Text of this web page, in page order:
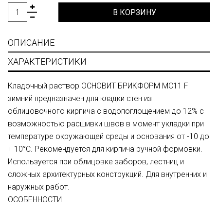
В КОРЗИНУ
ОПИСАНИЕ
ХАРАКТЕРИСТИКИ
Кладочный раствор ОСНОВИТ БРИКФОРМ МС11 F
зимний предназначен для кладки стен из
облицовочного кирпича с водопоглощением до 12% с
возможностью расшивки швов в момент укладки при
температуре окружающей среды и основания от -10 до
+ 10°С. Рекомендуется для кирпича ручной формовки.
Используется при облицовке заборов, лестниц и
сложных архитектурных конструкций. Для внутренних и
наружных работ.
ОСОБЕННОСТИ